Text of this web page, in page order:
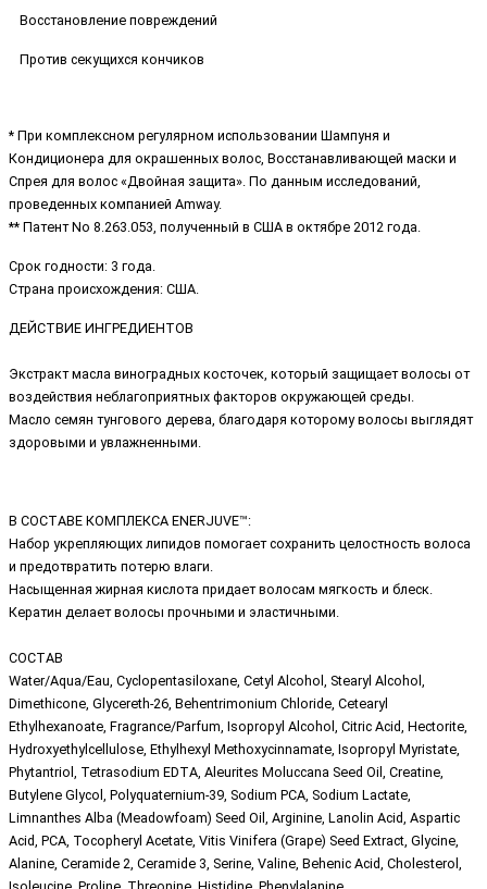
Восстановление повреждений
Против секущихся кончиков
* При комплексном регулярном использовании Шампуня и
Кондиционера для окрашенных волос, Восстанавливающей маски и
Спрея для волос «Двойная защита». По данным исследований,
проведенных компанией Amway.
** Патент No 8.263.053, полученный в США в октябре 2012 года.
Срок годности: 3 года.
Страна происхождения: США.
ДЕЙСТВИЕ ИНГРЕДИЕНТОВ
Экстракт масла виноградных косточек, который защищает волосы от
воздействия неблагоприятных факторов окружающей среды.
Масло семян тунгового дерева, благодаря которому волосы выглядят
здоровыми и увлажненными.
В СОСТАВЕ КОМПЛЕКСА ENERJUVE™:
Набор укрепляющих липидов помогает сохранить целостность волоса
и предотвратить потерю влаги.
Насыщенная жирная кислота придает волосам мягкость и блеск.
Кератин делает волосы прочными и эластичными.
СОСТАВ
Water/Aqua/Eau, Cyclopentasiloxane, Cetyl Alcohol, Stearyl Alcohol,
Dimethicone, Glycereth-26, Behentrimonium Chloride, Cetearyl
Ethylhexanoate, Fragrance/Parfum, Isopropyl Alcohol, Citric Acid, Hectorite,
Hydroxyethylcellulose, Ethylhexyl Methoxycinnamate, Isopropyl Myristate,
Phytantriol, Tetrasodium EDTA, Aleurites Moluccana Seed Oil, Creatine,
Butylene Glycol, Polyquaternium-39, Sodium PCA, Sodium Lactate,
Limnanthes Alba (Meadowfoam) Seed Oil, Arginine, Lanolin Acid, Aspartic
Acid, PCA, Tocopheryl Acetate, Vitis Vinifera (Grape) Seed Extract, Glycine,
Alanine, Ceramide 2, Ceramide 3, Serine, Valine, Behenic Acid, Cholesterol,